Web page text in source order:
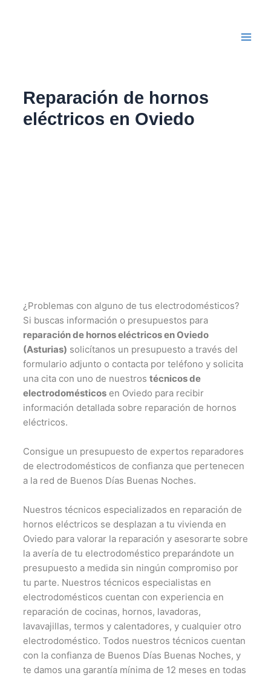
Reparación de hornos
eléctricos en Oviedo
¿Problemas con alguno de tus electrodomésticos?
Si buscas información o presupuestos para
reparación de hornos eléctricos en Oviedo
(Asturias) solicítanos un presupuesto a través del
formulario adjunto o contacta por teléfono y solicita
una cita con uno de nuestros técnicos de
electrodomésticosen Oviedo para recibir
información detallada sobre reparación de hornos
eléctricos.
Consigue un presupuesto de expertos reparadores
de electrodomésticos de confianza que pertenecen
a la red de Buenos Días Buenas Noches.
Nuestros técnicos especializados en reparación de
hornos eléctricos se desplazan a tu vivienda en
Oviedo para valorar la reparación y asesorarte sobre
la avería de tu electrodoméstico preparándote un
presupuesto a medida sin ningún compromiso por
tu parte. Nuestros técnicos especialistas en
electrodomésticos cuentan con experiencia en
reparación de cocinas, hornos, lavadoras,
lavavajillas, termos y calentadores, y cualquier otro
electrodoméstico. Todos nuestros técnicos cuentan
con la confianza de Buenos Días Buenas Noches, y
te damos una garantía mínima de 12 meses en todas